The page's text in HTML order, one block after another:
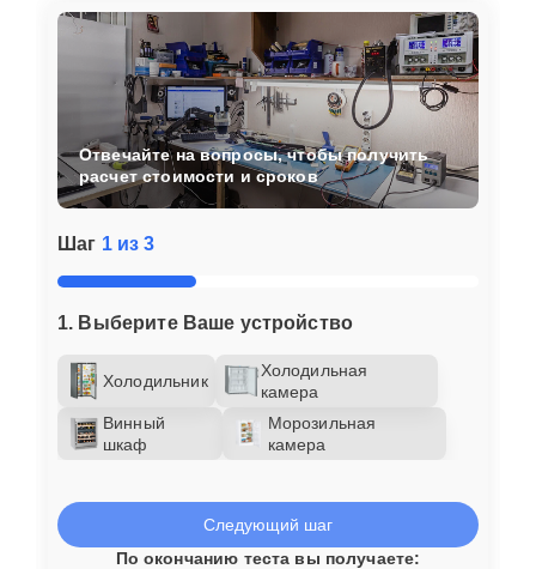
Шаг 1 из 3
1. Выберите Ваше устройство
Холодильник
Холодильная
камера
Винный
шкаф
Морозильная
камера
Отвечайте на вопросы, чтобы получить
расчет стоимости и сроков
Следующий шаг
По окончанию теста вы получаете: